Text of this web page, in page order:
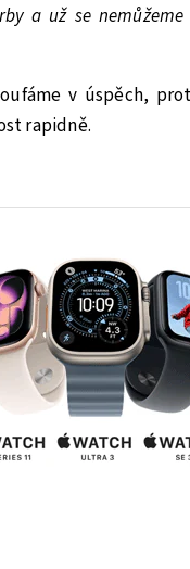
a už se
v úspěch,
rapidně.